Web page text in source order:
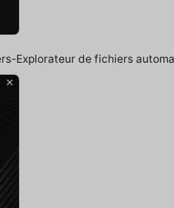
Explorateur de fichiers